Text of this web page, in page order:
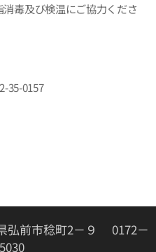
毒及び検温にご協力くださ
0157
弘前市稔町2－９ 0172－